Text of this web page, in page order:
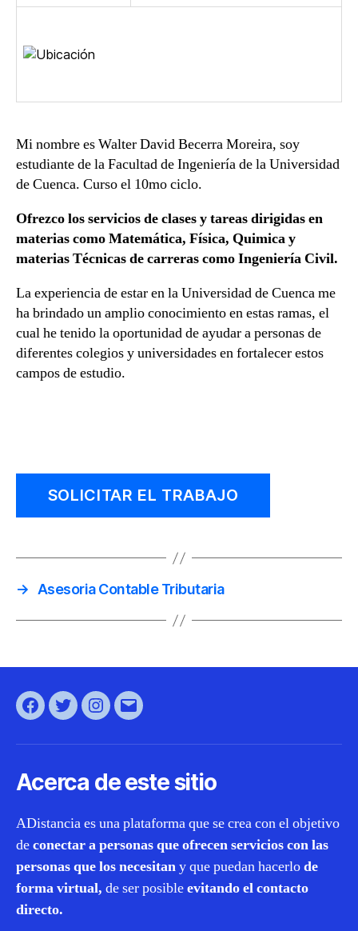
Mi nombre es Walter David Becerra Moreira, soy
estudiante de la Facultad de Ingeniería de la Universidad
de Cuenca. Curso el 10mo ciclo.
Ofrezco los servicios de clases y tareas dirigidas en
materias como Matemática, Física, Quimica y
materias Técnicas de carreras como Ingeniería Civil.
La experiencia de estar en la Universidad de Cuenca me
ha brindado un amplio conocimiento en estas ramas, el
cual he tenido la oportunidad de ayudar a personas de
diferentes colegios y universidades en fortalecer estos
campos de estudio.
→ Asesoria Contable Tributaria
Facebook
TwitterInstagram
Correo
Acerca de este sitio
ADistancia es una plataforma que se crea con el objetivo
deconectar a personas que ofrecen servicios con las
personas que los necesitany que puedan hacerlode
forma virtual, de ser posibleevitando el contacto
directo.